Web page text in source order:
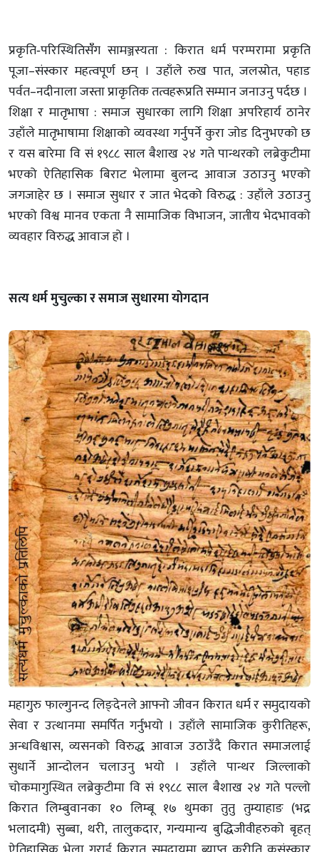
प्रकृति‑परिस्थितिसँँग सामञ्जस्यता : किरात धर्म परम्परामा प्रकृति
पूजा–संस्कार महत्वपूर्ण छन् । उहाँले रुख पात, जलस्रोत, पहाड
पर्वत–नदीनाला जस्ता प्राकृतिक तत्वहरूप्रति सम्मान जनाउनु पर्दछ ।
शिक्षा र मातृभाषा : समाज सुधारका लागि शिक्षा अपरिहार्य ठानेर
उहाँले मातृभाषामा शिक्षाको व्यवस्था गर्नुपर्ने कुरा जोड दिनुभएको छ
र यस बारेमा वि सं १९८८ साल बैशाख २४ गते पान्थरको लब्रेकुटीमा
भएको ऐतिहासिक बिराट भेलामा बुलन्द आवाज उठाउनु भएको
जगजाहेर छ । समाज सुधार र जात भेदको विरुद्ध : उहाँले उठाउनु
भएको विश्व मानव एकता नै सामाजिक विभाजन, जातीय भेदभावको
व्यवहार विरुद्ध आवाज हो ।
सत्य धर्म मुचुल्का र समाज सुधारमा योगदान
महागुरु फाल्गुनन्द लिङ्देनले आफ्नो जीवन किरात धर्म र समुदायको
सेवा र उत्थानमा समर्पित गर्नुभयो । उहाँले सामाजिक कुरीतिहरू,
अन्धविश्वास, व्यसनको विरुद्ध आवाज उठाउँदै किरात समाजलाई
सुधार्ने आन्दोलन चलाउनु भयो । उहाँले पान्थर जिल्लाको
चोकमागुस्थित लब्रेकुटीमा वि सं १९८८ साल बैशाख २४ गते पल्लो
किरात लिम्बुवानका १० लिम्बू १७ थुमका तुतु तुम्याहाङ (भद्र
भलादमी) सुब्बा, थरी, तालुकदार, गन्यमान्य बुद्धिजीवीहरुको बृहत्